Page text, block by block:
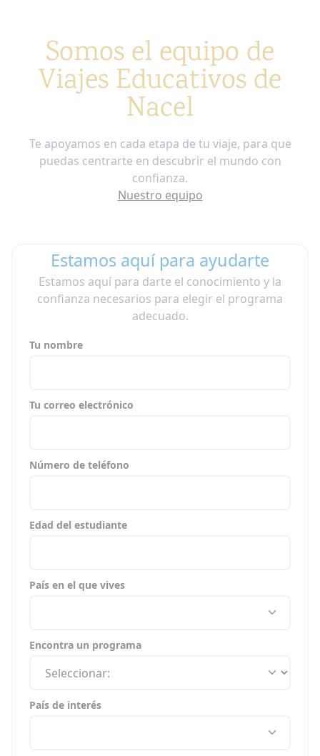
Somos el equipo de
Viajes Educativos de
Nacel
Te apoyamos en cada etapa de tu viaje, para que
puedas centrarte en descubrir el mundo con
confianza.
Nuestro equipo
Estamos aquí para ayudarte
Estamos aquí para darte el conocimiento y la
confianza necesarios para elegir el programa
adecuado.
Tu nombre
Tu correo electrónico
Número de teléfono
Edad del estudiante
País en el que vives
Encontra un programa
País de interés